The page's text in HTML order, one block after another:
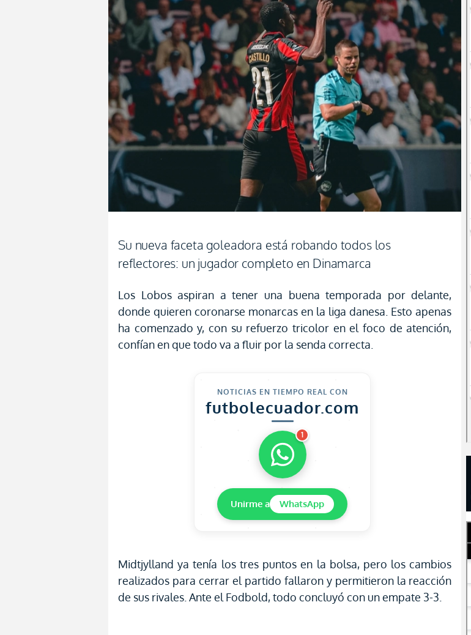
Su nueva faceta goleadora está robando todos los
reflectores: un jugador completo en Dinamarca
Los Lobos aspiran a tener una buena temporada por delante,
donde quieren coronarse monarcas en la liga danesa. Esto apenas
ha comenzado y, con su refuerzo tricolor en el foco de atención,
confían en que todo va a fluir por la senda correcta.
NOTICIAS EN TIEMPO REAL CON
futbolecuador.com
1
Unirme a WhatsApp
Midtjylland ya tenía los tres puntos en la bolsa, pero los cambios
realizados para cerrar el partido fallaron y permitieron la reacción
de sus rivales. Ante el Fodbold, todo concluyó con un empate 3-3.